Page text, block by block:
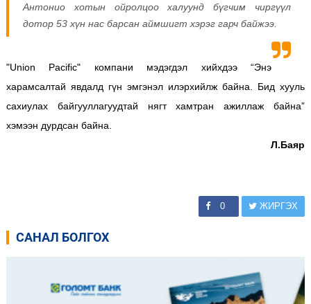
Антонио хотын ойролцоо халуунд бүгчим чиргүүл
дотор 53 хүн нас барсан аймшигт хэрэг гарч байжээ.
"Union Pacific" компани мэдэгдэл хийхдээ “Энэ
харамсалтай явдалд гүн эмгэнэл илэрхийлж байна. Бид хууль
сахиулах байгууллагуудтай нягт хамтран ажиллаж байна”
хэмээн дурдсан байна.
Л.Баяр
0 ЖИРГЭХ
САНАЛ БОЛГОХ